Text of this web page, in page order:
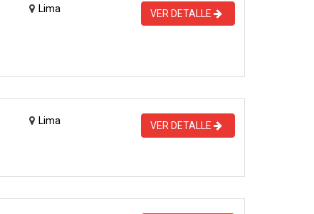
Lima VER DETALLE
Lima VER DETALLE